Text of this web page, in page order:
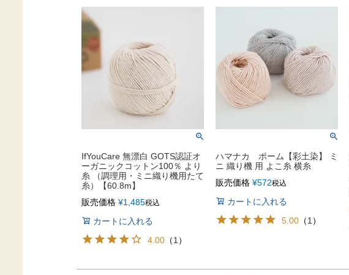
IfYouCare 無漂白 GOTS認証オ
ーガニックコットン100％ より
糸 （調理用・ミニ織り機用たて
糸）【60.8m】
販売価格 ¥1,485税込
カートに入れる
4.00（1 ）
ハマナカ ポーム【彩土染】 ミ
ニ 織り機 用 よこ糸 横糸
販売価格 ¥572税込
カートに入れる
5.00（1 ）